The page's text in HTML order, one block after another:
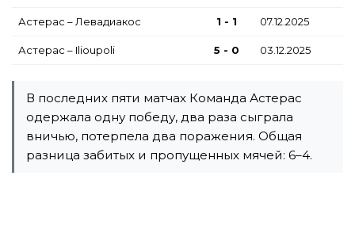
Астерас – Левадиакос 1 - 1 07.12.2025
Астерас – Ilioupoli 5 - 0 03.12.2025
В последних пяти матчах Команда Астерас
одержала одну победу, два раза сыграла
вничью, потерпела два поражения. Общая
разница забитых и пропущенных мячей: 6–4.